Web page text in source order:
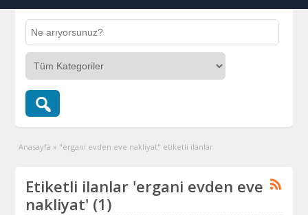
Anasayfa » "ergani evden eve nakliyat" etiketli ilanlar
Etiketli ilanlar 'ergani evden eve
nakliyat' (1)